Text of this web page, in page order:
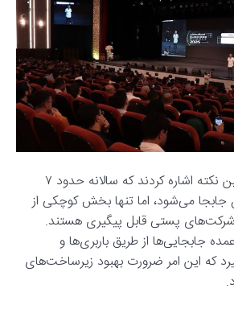
آقای عقیلی نسب به این نکته اشاره کردند که سالانه حدود ۷
جابجا می‌شود، اما تنها بخش کوچکی از
پستی قابل پیگیری هستند.
جابجایی‌ها از طریق باربری‌ها و
که این امر ضرورت بهبود زیرساخت‌های